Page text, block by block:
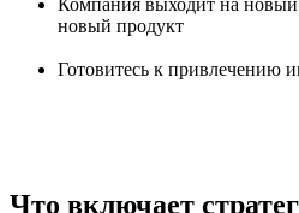
Компания выходит на новый
новый продукт
Готовитесь к привлечению
Что включает